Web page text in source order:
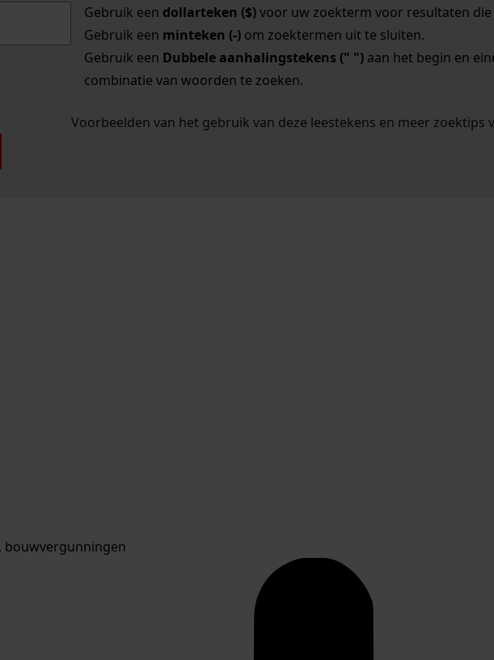
Gebruik een dollarteken ($)voor uw zoekterm voor resultaten die
Gebruik een minteken (-)om zoektermen uit te sluiten.
Gebruik een Dubbele aanhalingstekens (" ")aan het begin en
combinatie van woorden te zoeken.
Voorbeelden van het gebruik van deze leestekens en meer zoektips
bouwvergunningen